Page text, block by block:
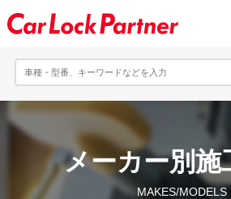
メーカー別施
MAKES/MODELS